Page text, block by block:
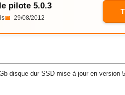
pilote 5.0.3
📅 29/08/2012
disque dur SSD mise à jour en version